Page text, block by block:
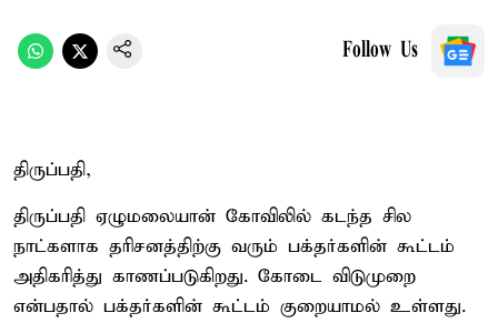
Follow Us
திருப்பதி,
திருப்பதி ஏழுமலையான் கோவிலில் கடந்த சில
நாட்களாக தரிசனத்திற்கு வரும் பக்தர்களின் கூட்டம்
அதிகரித்து காணப்படுகிறது. கோடை விடுமுறை
என்பதால் பக்தர்களின் கூட்டம் குறையாமல் உள்ளது.